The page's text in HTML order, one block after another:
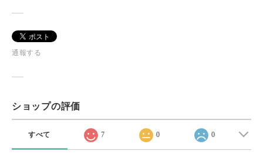
通報する
ショップの評価
すべて 7 0 0